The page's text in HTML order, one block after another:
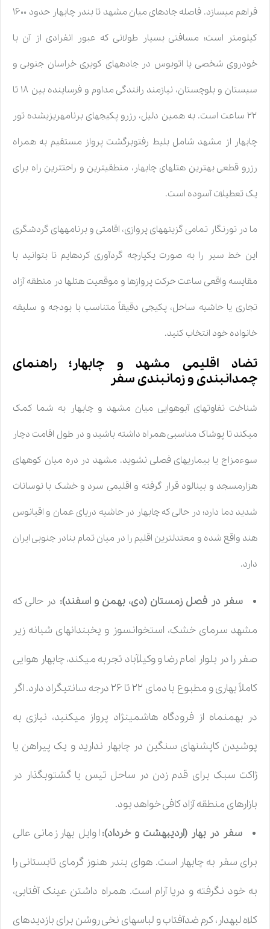
فراهم میسازد. فاصله جادهای میان مشهد تا بندر چابهار حدود ۱۶۰۰
کیلومتر است؛ مسافتی بسیار طولانی که عبور انفرادی از آن با
خودروی شخصی یا اتوبوس در جادههای کویری خراسان جنوبی و
سیستان و بلوچستان، نیازمند رانندگی مداوم و فرساینده بین ۱۸ تا
۲۲ ساعت است. به همین دلیل، رزرو پکیجهای برنامهریزیشده تور
چابهار از مشهد شامل بلیط رفتوبرگشت پرواز مستقیم به همراه
رزرو قطعی بهترین هتلهای چابهار، منطقیترین و راحتترین راه برای
یک تعطیلات آسوده است.
ما در تورنگار تمامی گزینههای پروازی، اقامتی و برنامههای گردشگری
این خط سیر را به صورت یکپارچه گردآوری کردهایم تا بتوانید با
مقایسه واقعی ساعت حرکت پروازها و موقعیت هتلها در منطقه آزاد
تجاری یا حاشیه ساحل، پکیجی دقیقاً متناسب با بودجه و سلیقه
خانواده خود انتخاب کنید.
تضاد اقلیمی مشهد و چابهار؛ راهنمای
چمدانبندی و زمانبندی سفر
شناخت تفاوتهای آبوهوایی میان مشهد و چابهار به شما کمک
میکند تا پوشاک مناسبی همراه داشته باشید و در طول اقامت دچار
سوءمزاج یا بیماریهای فصلی نشوید. مشهد در دره میان کوههای
هزارمسجد و بینالود قرار گرفته و اقلیمی سرد و خشک با نوسانات
شدید دما دارد؛ در حالی که چابهار در حاشیه دریای عمان و اقیانوس
هند واقع شده و معتدلترین اقلیم را در میان تمام بنادر جنوبی ایران
دارد.
سفر در فصل زمستان (دی، بهمن و اسفند): در حالی که
مشهد سرمای خشک، استخوانسوز و یخبندانهای شبانه زیر
صفر را در بلوار امام رضا و وکیلآباد تجربه میکند، چابهار هوایی
کاملاً بهاری و مطبوع با دمای ۲۲ تا ۲۶ درجه سانتیگراد دارد. اگر
در بهمنماه از فرودگاه هاشمینژاد پرواز میکنید، نیازی به
پوشیدن کاپشنهای سنگین در چابهار ندارید و یک پیراهن یا
ژاکت سبک برای قدم زدن در ساحل تیس یا گشتوبگذار در
بازارهای منطقه آزاد کافی خواهد بود.
سفر در بهار (اردیبهشت و خرداد): اوایل بهار زمانی عالی
برای سفر به چابهار است. هوای بندر هنوز گرمای تابستانی را
به خود نگرفته و دریا آرام است. همراه داشتن عینک آفتابی،
کلاه لبهدار، کرم ضدآفتاب و لباسهای نخی روشن برای بازدیدهای